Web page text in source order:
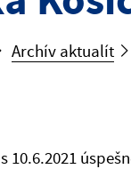
Archív aktualít